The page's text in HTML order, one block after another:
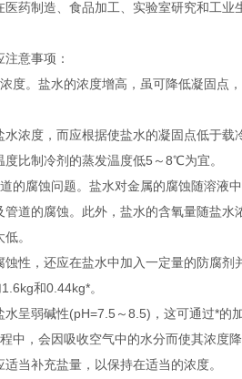
药制造、食品加工、实验室研究和工
意事项：
。盐水的浓度增高，虽可降低凝固点
度，而应根据使盐水的凝固点低于载
比制冷剂的蒸发温度低5～8℃为宜。
腐蚀问题。盐水对金属的腐蚀随溶液
道的腐蚀。此外，盐水的含氧量随盐
。
，还应在盐水中加入一定量的防腐剂
和0.44kg*。
弱碱性(pH=7.5～8.5)，这可通过*的加
，会因吸收空气中的水分而使其浓度
当补充盐量，以保持在适当的浓度。